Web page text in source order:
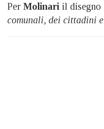
Per Molinari il disegno
comunali, dei cittadini